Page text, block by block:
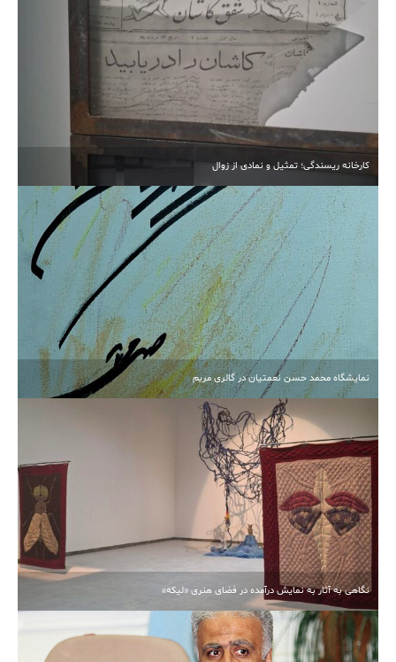
کارخانه ریسندگی؛ تمثیل و نمادی از زوال
نمایشگاه محمد حسن نعمتیان در گالری مریم
نگاهی به آثار به نمایش درآمده در فضای هنری «لیکه»